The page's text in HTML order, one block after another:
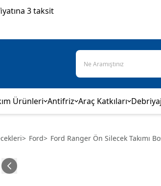
3 taksit
Ürünleri Antifriz Araç Katkıları Debriyaj
> Ford> Ford Ranger Ön Silecek Takımı